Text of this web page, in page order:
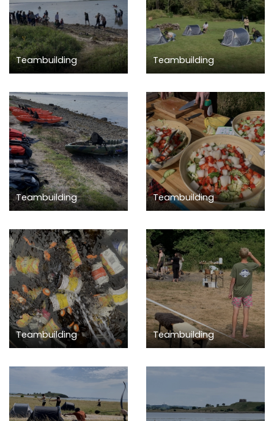
Teambuilding Teambuilding
Teambuilding Teambuilding
Teambuilding Teambuilding